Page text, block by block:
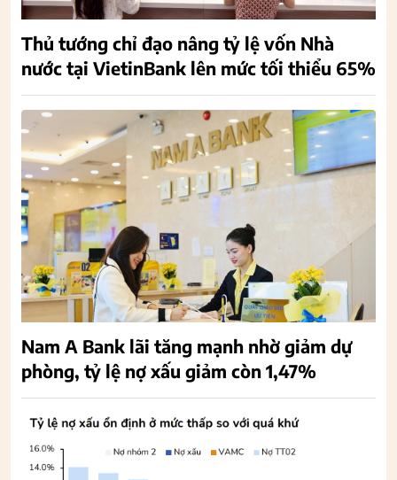
Thủ tướng chỉ đạo nâng tỷ lệ vốn Nhà
nước tại VietinBank lên mức tối thiểu 65%
Nam A Bank lãi tăng mạnh nhờ giảm dự
phòng, tỷ lệ nợ xấu giảm còn 1,47%